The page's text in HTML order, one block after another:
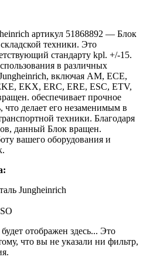
артикул 51868892 — Блок
техники. Это
стандарту kpl. +/-15.
в различных
включая AM, ECE,
EKX, ERC, ERE, ESC, ETV,
обеспечивает прочное
что делает его незаменимым в
техники. Благодаря
данный Блок вращен.
вашего оборудования и
Jungheinrich
отображен здесь... Это
что вы не указали ни фильтр,